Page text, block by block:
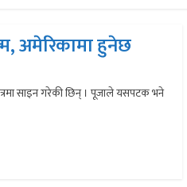
अमेरिकामा हुनेछ
साइन गरेकी छिन् । पूजाले यसपटक भने